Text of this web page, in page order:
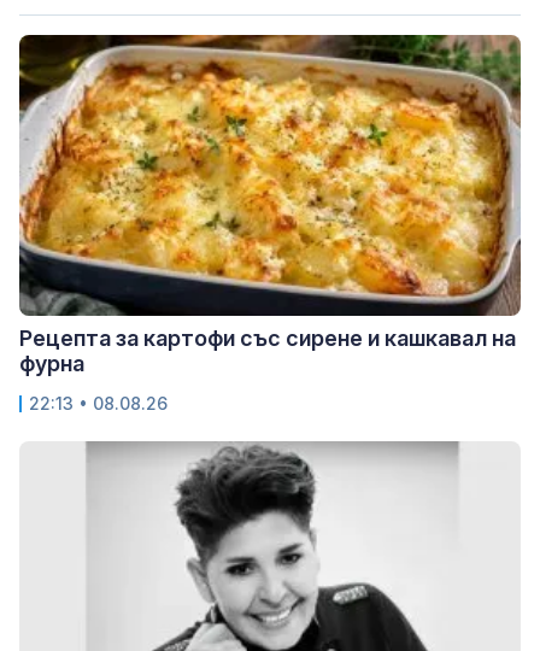
Рецепта за картофи със сирене и кашкавал на
фурна
22:13 • 08.08.26